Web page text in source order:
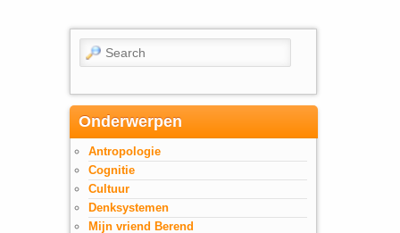
Search
Onderwerpen
Antropologie
Cognitie
Cultuur
Denksystemen
Mijn vriend Berend